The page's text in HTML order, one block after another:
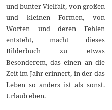
und bunter Vielfalt, von großen
und kleinen Formen, von
Worten und deren Fehlen
entsteht, macht dieses
Bilderbuch zu etwas
Besonderem, das einen an die
Zeit im Jahr erinnert, in der das
Leben so anders ist als sonst.
Urlaub eben.